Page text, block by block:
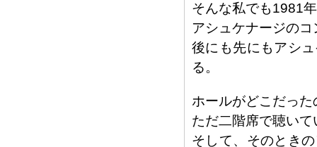
そんな私でも1981
アシュケナージの
後にも先にもアシ
る。
ホールがどこだっ
ただ二階席で聴い
そして、そのとき